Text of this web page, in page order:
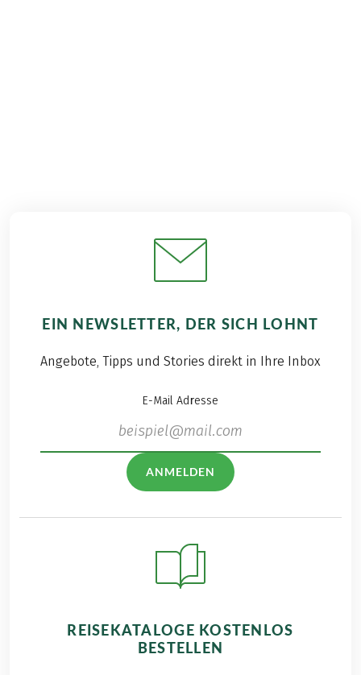
EIN NEWSLETTER, DER SICH LOHNT
Angebote, Tipps und Stories direkt in Ihre Inbox
E-Mail Adresse
ANMELDEN
REISEKATALOGE KOSTENLOS
BESTELLEN